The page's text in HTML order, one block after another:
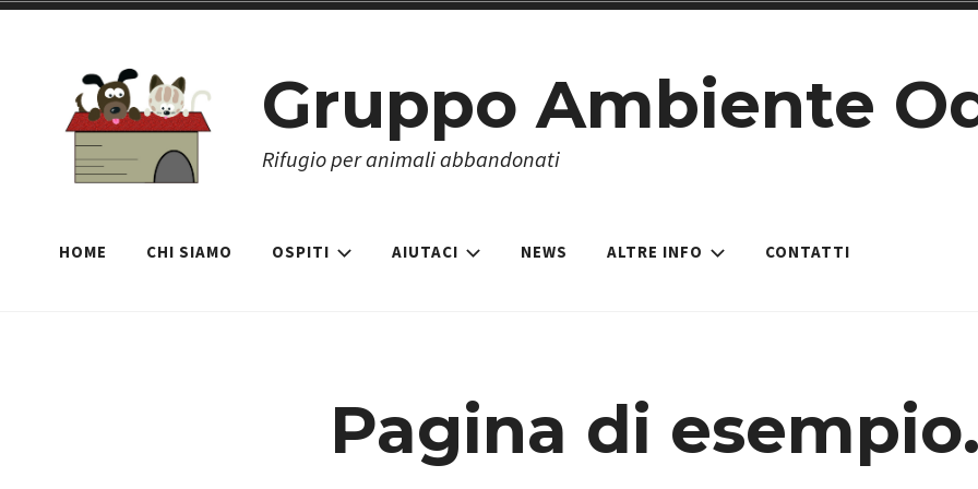
Skip
Gruppo Ambiente
Rifugio per animali abbandonati
HOME CHI SIAMO OSPITI AIUTACI NEWS ALTRE INFO CONTATTI
Pagina di